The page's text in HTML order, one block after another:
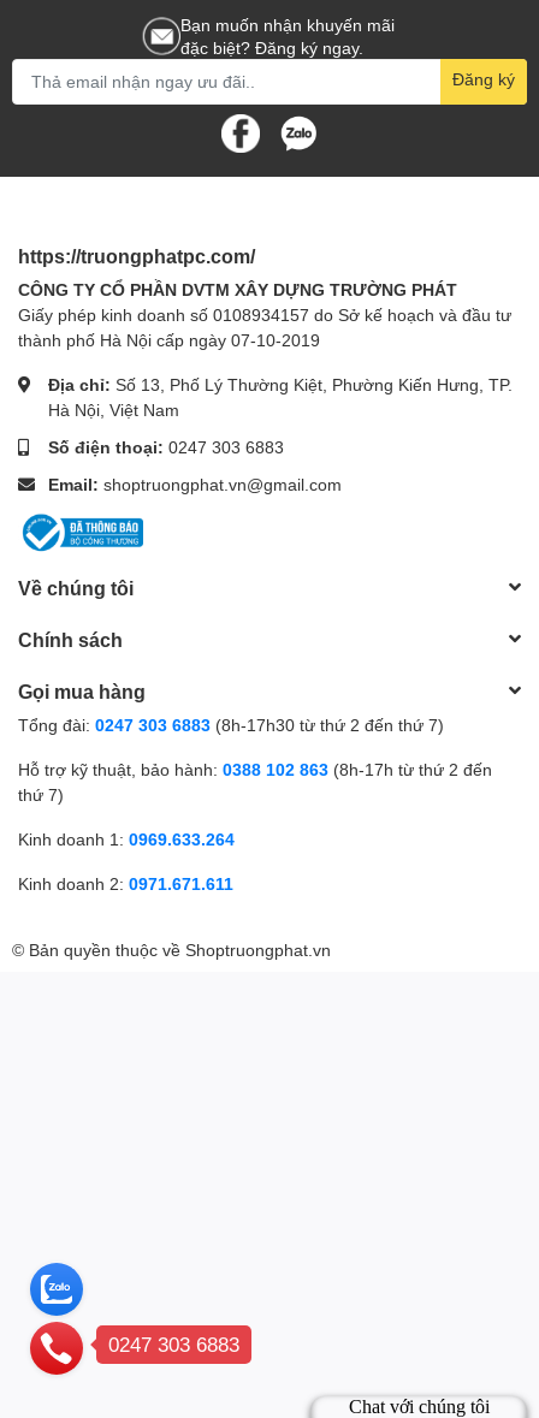
Bạn muốn nhận khuyến mãi
đặc biệt? Đăng ký ngay.
Đăng ký
https://truongphatpc.com/
CÔNG TY CỔ PHẦN DVTM XÂY DỰNG TRƯỜNG PHÁT
Giấy phép kinh doanh số 0108934157 do Sở kế hoạch và đầu tư
thành phố Hà Nội cấp ngày 07-10-2019
Địa chỉ: Số 13, Phố Lý Thường Kiệt, Phường Kiến Hưng, TP.
Hà Nội, Việt Nam
Số điện thoại: 0247 303 6883
Email: shoptruongphat.vn@gmail.com
Về chúng tôi
Chính sách
Gọi mua hàng
Tổng đài: 0247 303 6883 (8h-17h30 từ thứ 2 đến thứ 7)
Hỗ trợ kỹ thuật, bảo hành: 0388 102 863 (8h-17h từ thứ 2 đến
thứ 7)
Kinh doanh 1: 0969.633.264
Kinh doanh 2: 0971.671.611
© Bản quyền thuộc về Shoptruongphat.vn
0247 303 6883